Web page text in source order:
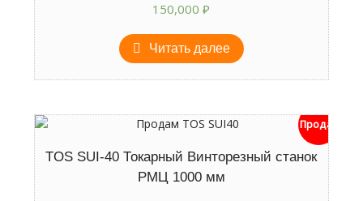
150,000₽
Читать далее
Продан
TOS SUI-40 Токарный Винторезный станок
РМЦ 1000 мм